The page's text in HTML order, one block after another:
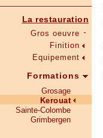
La restauration
Gros oeuvre
Finition
Equipement
Formations
Grosage
Kerouat
Sainte-Colombe
Grimbergen